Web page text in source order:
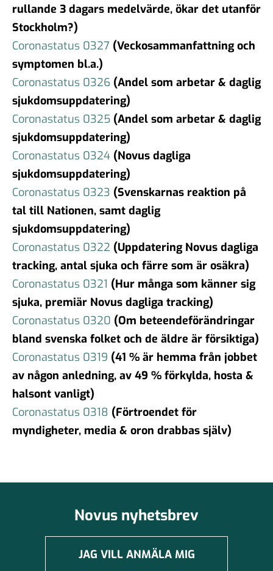
rullande 3 dagars medelvärde, ökar det utanför
Stockholm?)
Coronastatus 0327 (Veckosammanfattning och
symptomen bl.a.)
Coronastatus 0326 (Andel som arbetar & daglig
sjukdomsuppdatering)
Coronastatus 0325 (Andel som arbetar & daglig
sjukdomsuppdatering)
Coronastatus 0324 (Novus dagliga
sjukdomsuppdatering)
Coronastatus 0323 (Svenskarnas reaktion på
tal till Nationen, samt daglig
sjukdomsuppdatering)
Coronastatus 0322 (Uppdatering Novus dagliga
tracking, antal sjuka och färre som är osäkra)
Coronastatus 0321 (Hur många som känner sig
sjuka, premiär Novus dagliga tracking)
Coronastatus 0320 (Om beteendeförändringar
bland svenska folket och de äldre är försiktiga)
Coronastatus 0319 (41 % är hemma från jobbet
av någon anledning, av 49 % förkylda, hosta &
halsont vanligt)
Coronastatus 0318 (Förtroendet för
myndigheter, media & oron drabbas själv)
Novus nyhetsbrev
JAG VILL ANMÄLA MIG